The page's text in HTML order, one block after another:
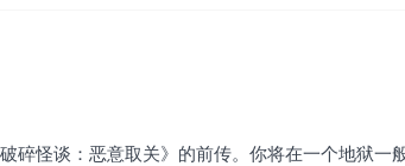
怪谈：恶意取关》的前传。你将在一个地狱一